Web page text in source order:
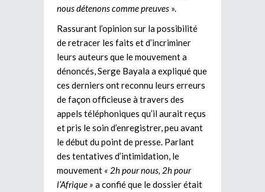
nous détenons comme preuves ».
Rassurant l’opinion sur la possibilité
de retracer les faits et d’incriminer
leurs auteurs que le mouvement a
dénoncés, Serge Bayala a expliqué que
ces derniers ont reconnu leurs erreurs
de façon officieuse à travers des
appels téléphoniques qu’il aurait reçus
et pris le soin d’enregistrer, peu avant
le début du point de presse. Parlant
des tentatives d’intimidation, le
mouvement « 2h pour nous, 2h pour
l’Afrique » a confié que le dossier était